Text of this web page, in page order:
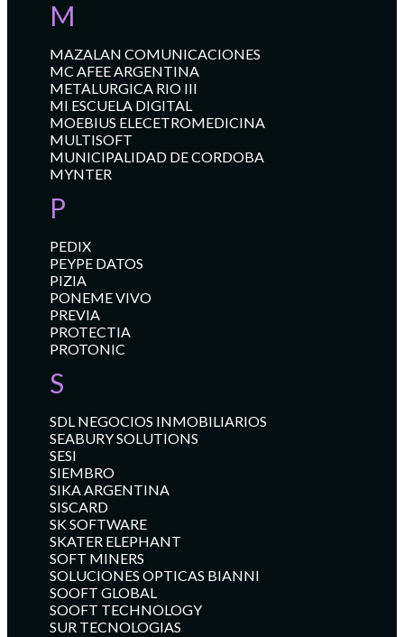
M
MAZALAN COMUNICACIONES
MC AFEE ARGENTINA
METALURGICA RIO III
MI ESCUELA DIGITAL
MOEBIUS ELECETROMEDICINA
MULTISOFT
MUNICIPALIDAD DE CORDOBA
MYNTER
P
PEDIX
PEYPE DATOS
PIZIA
PONEME VIVO
PREVIA
PROTECTIA
PROTONIC
S
SDL NEGOCIOS INMOBILIARIOS
SEABURY SOLUTIONS
SESI
SIEMBRO
SIKA ARGENTINA
SISCARD
SK SOFTWARE
SKATER ELEPHANT
SOFT MINERS
SOLUCIONES OPTICAS BIANNI
SOOFT GLOBAL
SOOFT TECHNOLOGY
SUR TECNOLOGIAS